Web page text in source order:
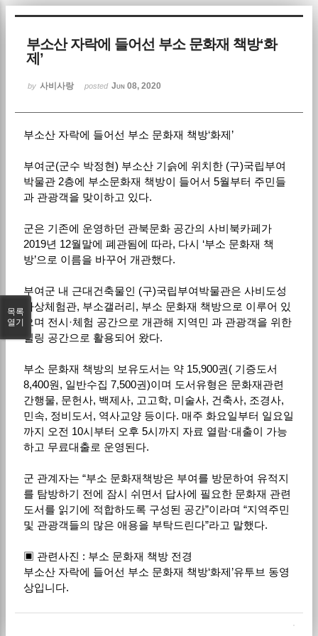
부소산 자락에 들어선 부소 문화재 책방‘화
제’
by 사비사랑 posted Jun 08, 2020
부소산 자락에 들어선 부소 문화재 책방‘화제’
부여군(군수 박정현) 부소산 기슭에 위치한 (구)국립부여
박물관 2층에 부소문화재 책방이 들어서 5월부터 주민들
과 관광객을 맞이하고 있다.
군은 기존에 운영하던 관북문화 공간의 사비북카페가
2019년 12월말에 폐관됨에 따라, 다시 ‘부소 문화재 책
방’으로 이름을 바꾸어 개관했다.
부여군 내 근대건축물인 (구)국립부여박물관은 사비도성
가상체험관, 부소갤러리, 부소 문화재 책방으로 이루어 있
으며 전시·체험 공간으로 개관해 지역민 과 관광객을 위한
힐링 공간으로 활용되어 왔다.
부소 문화재 책방의 보유도서는 약 15,900권( 기증도서
8,400원, 일반수집 7,500권)이며 도서유형은 문화재관련
간행물, 문헌사, 백제사, 고고학, 미술사, 건축사, 조경사,
민속, 정비도서, 역사교양 등이다. 매주 화요일부터 일요일
까지 오전 10시부터 오후 5시까지 자료 열람·대출이 가능
하고 무료대출로 운영된다.
군 관계자는 “부소 문화재책방은 부여를 방문하여 유적지
를 탐방하기 전에 잠시 쉬면서 답사에 필요한 문화재 관련
도서를 읽기에 적합하도록 구성된 공간”이라며 “지역주민
및 관광객들의 많은 애용을 부탁드린다”라고 말했다.
▣ 관련사진 : 부소 문화재 책방 전경
부소산 자락에 들어선 부소 문화재 책방‘화제’유투브 동영
상입니다.
목록
열기
Sketchbook5, 스케치북5
Sketchbook5, 스케치북5